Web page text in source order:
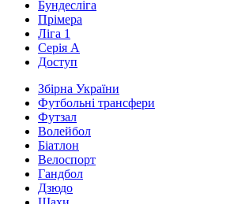
Бундесліга
Прімера
Ліга 1
Серія А
Доступ
Збірна України
Футбольні трансфери
Футзал
Волейбол
Біатлон
Велоспорт
Гандбол
Дзюдо